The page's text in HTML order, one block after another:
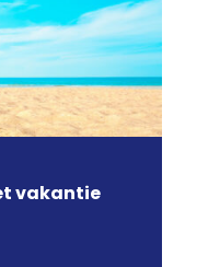
vakantie